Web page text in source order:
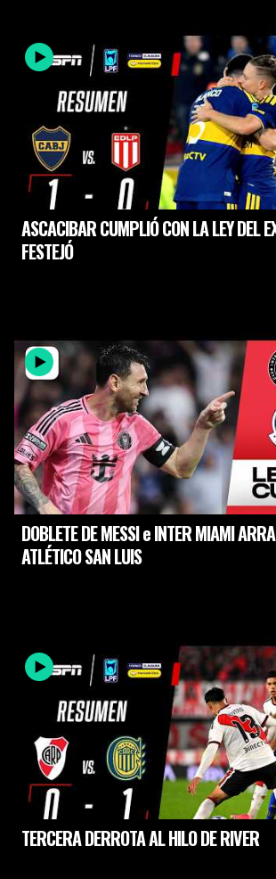
ASCACIBAR CUMPLIÓ CON LA LEY DEL
FESTEJÓ
DOBLETE DE MESSI e INTER MIAMI
ATLÉTICO SAN LUIS
TERCERA DERROTA AL HILO DE RIVER